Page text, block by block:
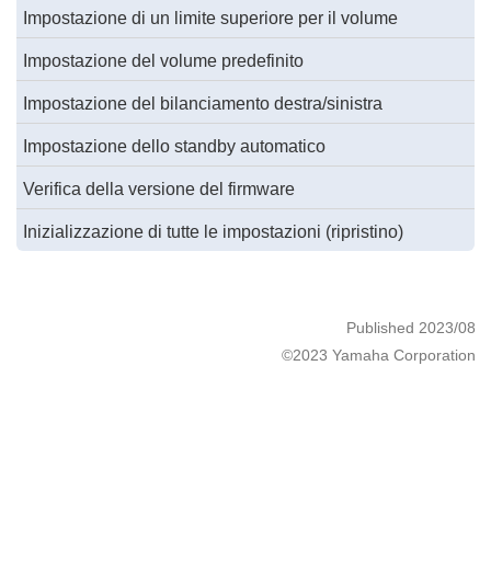
Impostazione di un limite superiore per il volume
Impostazione del volume predefinito
Impostazione del bilanciamento destra/sinistra
Impostazione dello standby automatico
Verifica della versione del firmware
Inizializzazione di tutte le impostazioni (ripristino)
Published 2023/08
©2023 Yamaha Corporation